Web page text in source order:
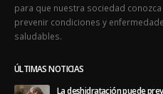
prevenir condiciones y
saludables.
August 1, 2026